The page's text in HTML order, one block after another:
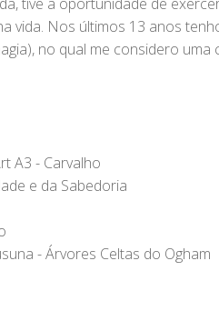
vida. Nos últimos 13 anos
no qual me considero uma
A3 - Carvalho
e da Sabedoria
- Árvores Celtas do Ogham